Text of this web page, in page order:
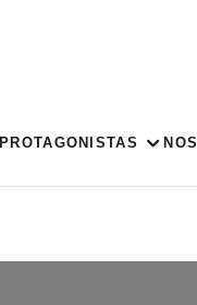
PROTAGONISTAS